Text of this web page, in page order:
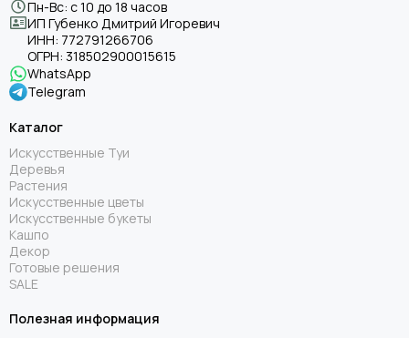
Пн-Вс: с 10 до 18 часов
ИП Губенко Дмитрий Игоревич
ИНН: 772791266706
ОГРН: 318502900015615
WhatsApp
Telegram
Каталог
Искусственные Туи
Деревья
Растения
Искусственные цветы
Искусственные букеты
Кашпо
Декор
Готовые решения
SALE
Полезная информация